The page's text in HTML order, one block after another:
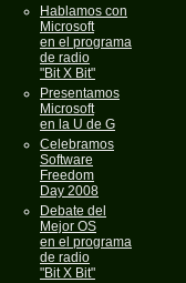
Hablamos con
Microsoft
en el programa
de radio
"Bit X Bit"
Presentamos
Microsoft
en la U de G
Celebramos
Software
Freedom
Day 2008
Debate del
Mejor OS
en el programa
de radio
"Bit X Bit"